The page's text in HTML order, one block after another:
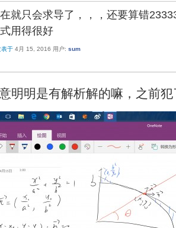
就只会求导了，，，还要算错
用得很好
表于 4月 15, 2016 用户: sum
明明是有解析解的嘛，之前